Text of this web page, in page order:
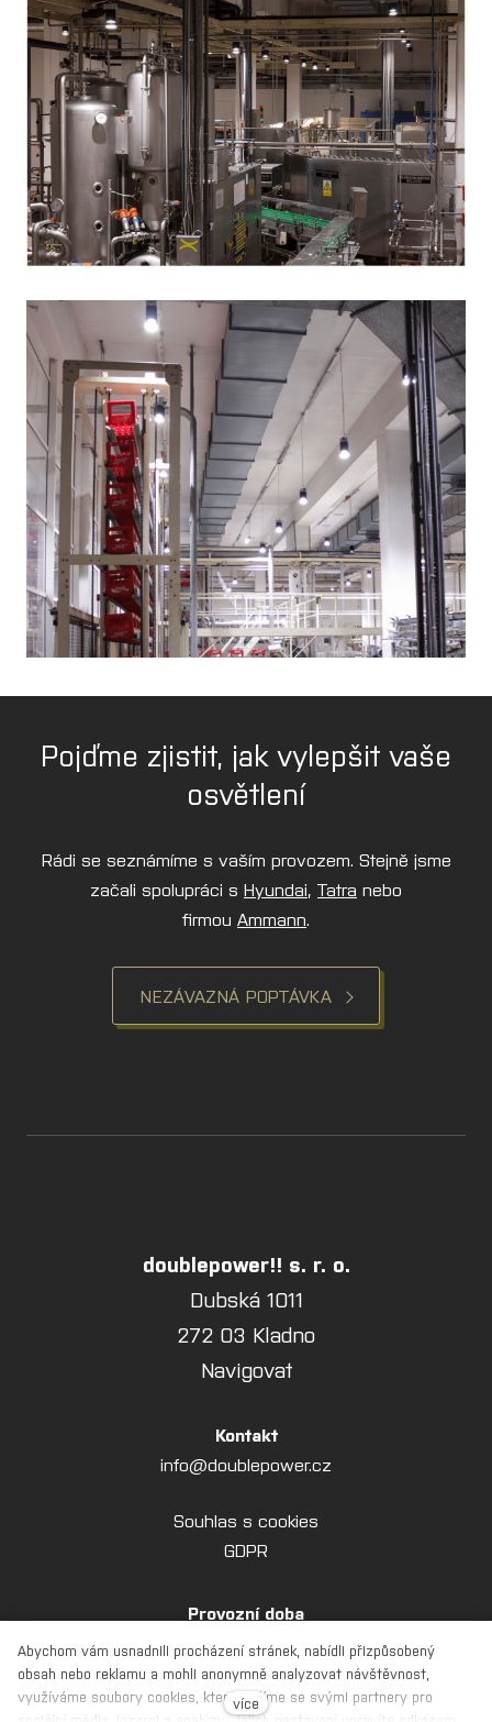
Pojďme zjistit, jak vylepšit vaše
osvětlení
Rádi se seznámíme s vaším provozem. Stejně jsme
začali spolupráci s Hyundai Tatra nebo
firmou Ammann
NEZÁVAZNÁ POPTÁVKA
doublepower!! s. r. o.
Dubská 1011
272 03 Kladno
Navigovat
Kontakt
info@doublepower.cz
Souhlas s cookies
GDPR
Provozní doba
Pondělí–pátek: 7:00–15:00
Abychom vám usnadnili procházení stránek, nabídli přizpůsobený
obsah nebo reklamu a mohli anonymně analyzovat návštěvnost,
využíváme soubory cookies, které sdílíme se svými partnery pro
více